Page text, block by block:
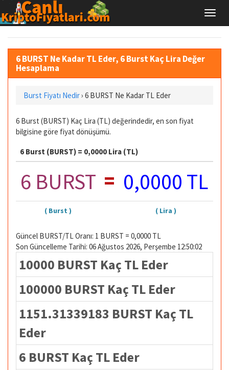
6 BURST Ne Kadar TL Eder, 6 Burst Kaç Lira Değer
Hesaplama
Burst Fiyatı Nedir› 6 BURST Ne Kadar TL Eder
6 Burst (BURST) Kaç Lira (TL) değerindedir, en son fiyat
bilgisine göre fiyat dönüşümü.
6 Burst (BURST) = 0,0000 Lira (TL)
6 BURST = 0,0000 TL
( Burst ) ( Lira )
Güncel BURST/TL Oranı: 1 BURST = 0,0000 TL
Son Güncelleme Tarihi: 06 Ağustos 2026, Perşembe 12:50:02
10000 BURST Kaç TL Eder
100000 BURST Kaç TL Eder
1151.31339183 BURST Kaç TL
Eder
6 BURST Kaç TL Eder